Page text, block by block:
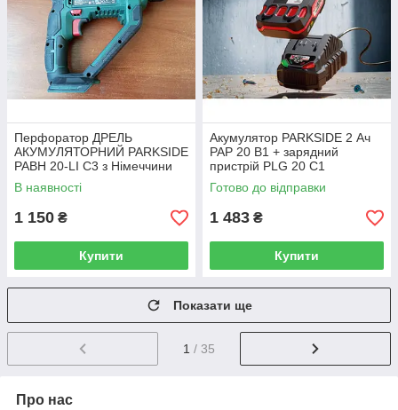
Перфоратор ДРЕЛЬ
АКУМУЛЯТОРНИЙ PARKSIDE
PABH 20-LI C3 з Німеччини
(б/у)
В наявності
1 150 ₴
Купити
Акумулятор PARKSIDE 2 Ач
PAP 20 B1 + зарядний
пристрій PLG 20 C1
Готово до відправки
1 483 ₴
Купити
Показати ще
1 / 35
Про нас